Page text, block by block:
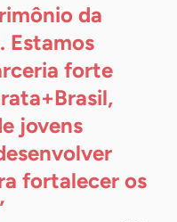
da
Estamos
forte
jovens
fortalecer os